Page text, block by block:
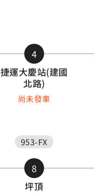
4
捷運大慶站(建國
北路)
尚未發車
953-FX
8
坪頂